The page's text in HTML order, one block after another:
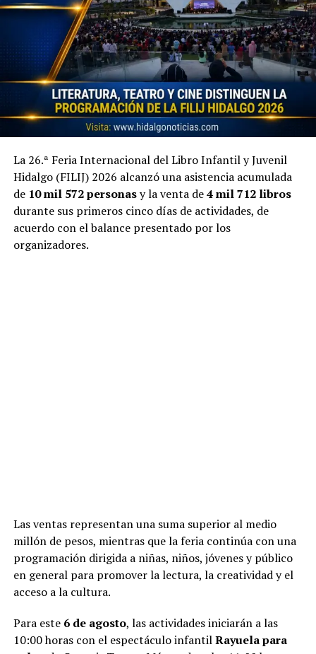
La 26.ª Feria Internacional del Libro Infantil y Juvenil
Hidalgo (FILIJ) 2026 alcanzó una asistencia acumulada
de 10 mil 572 personasy la venta de4 mil 712 libros
durante sus primeros cinco días de actividades, de
acuerdo con el balance presentado por los
organizadores.
Las ventas representan una suma superior al medio
millón de pesos, mientras que la feria continúa con una
programación dirigida a niñas, niños, jóvenes y público
en general para promover la lectura, la creatividad y el
acceso a la cultura.
Para este 6 de agosto, las actividades iniciarán a las
10:00 horas con el espectáculo infantilRayuela para